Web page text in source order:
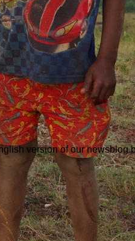
version of our newsblog